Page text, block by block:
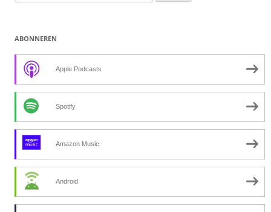
naar:
ABONNEREN
Apple Podcasts
Spotify
Amazon Music
Android